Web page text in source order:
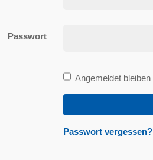
Passwort
Bleibe
angemeldet
Angemeldet bleiben
Passwort vergessen?